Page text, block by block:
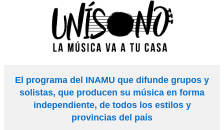
El programa del INAMU que difunde grupos y
solistas, que producen su música en forma
independiente, de todos los estilos y
provincias del país